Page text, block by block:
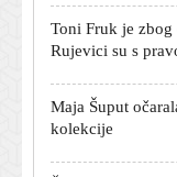
Rujevici su s
Maja Šuput
kolekcije
Želite mobitelom